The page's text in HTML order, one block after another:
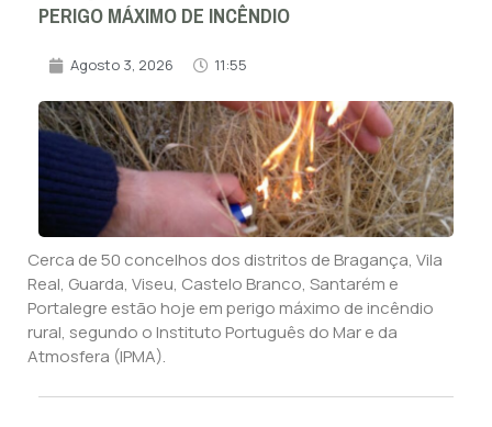
PERIGO MÁXIMO DE INCÊNDIO
Agosto 3, 2026 11:55
Cerca de 50 concelhos dos distritos de Bragança, Vila
Real, Guarda, Viseu, Castelo Branco, Santarém e
Portalegre estão hoje em perigo máximo de incêndio
rural, segundo o Instituto Português do Mar e da
Atmosfera (IPMA).